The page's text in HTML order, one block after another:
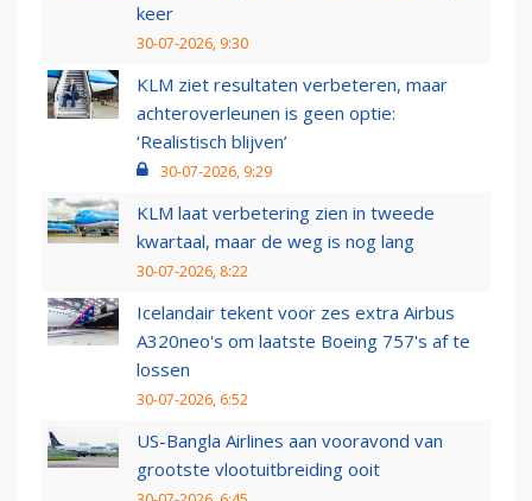
keer
30-07-2026, 9:30
KLM ziet resultaten verbeteren, maar
achteroverleunen is geen optie:
‘Realistisch blijven’
30-07-2026, 9:29
KLM laat verbetering zien in tweede
kwartaal, maar de weg is nog lang
30-07-2026, 8:22
Icelandair tekent voor zes extra Airbus
A320neo's om laatste Boeing 757's af te
lossen
30-07-2026, 6:52
US-Bangla Airlines aan vooravond van
grootste vlootuitbreiding ooit